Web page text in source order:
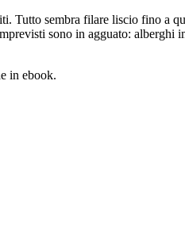
Tutto sembra filare liscio fino a
sono in agguato:
in ebook.